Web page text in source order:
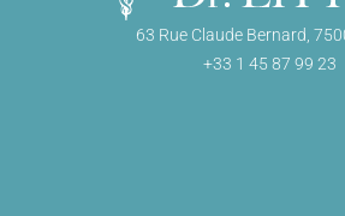
63 Rue Claude Bernard,
+33 1 45 87 99 23